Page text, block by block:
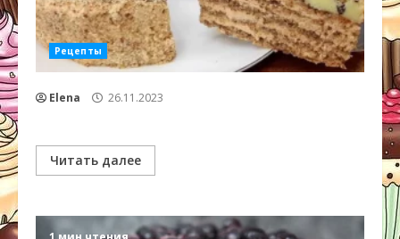
Рецепты
Elena 26.11.2023
Читать далее